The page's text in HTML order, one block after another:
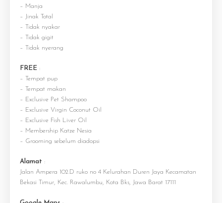
– Manja
– Jinak Total
– Tidak nyakar
– Tidak gigit
– Tidak nyerang
FREE :
– Tempat pup
– Tempat makan
– Exclusive Pet Shampoo
– Exclusive Virgin Coconut Oil
– Exclusive Fish Liver Oil
– Membership Katze Nesia
– Grooming sebelum diadopsi
Alamat :
Jalan Ampera 102.D ruko no 4 Kelurahan Duren Jaya Kecamatan
Bekasi Timur, Kec. Rawalumbu, Kota Bks, Jawa Barat 17111